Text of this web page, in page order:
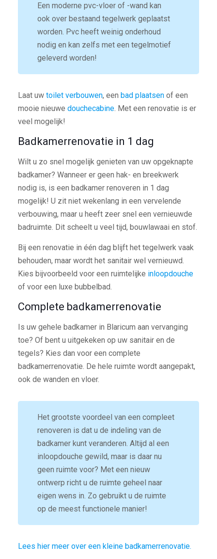
Een moderne pvc-vloer of -wand kan
ook over bestaand tegelwerk geplaatst
worden. Pvc heeft weinig onderhoud
nodig en kan zelfs met een tegelmotief
geleverd worden!
Laat uw toilet verbouwen, een bad plaatsenof een
mooie nieuwe douchecabine. Met een renovatie is er
veel mogelijk!
Badkamerrenovatie in 1 dag
Wilt u zo snel mogelijk genieten van uw opgeknapte
badkamer? Wanneer er geen hak- en breekwerk
nodig is, is een badkamer renoveren in 1 dag
mogelijk! U zit niet wekenlang in een vervelende
verbouwing, maar u heeft zeer snel een vernieuwde
badruimte. Dit scheelt u veel tijd, bouwlawaai en stof.
Bij een renovatie in één dag blijft het tegelwerk vaak
behouden, maar wordt het sanitair wel vernieuwd.
Kies bijvoorbeeld voor een ruimtelijke inloopdouche
of voor een luxe bubbelbad.
Complete badkamerrenovatie
Is uw gehele badkamer in Blaricum aan vervanging
toe? Of bent u uitgekeken op uw sanitair en de
tegels? Kies dan voor een complete
badkamerrenovatie. De hele ruimte wordt aangepakt,
ook de wanden en vloer.
Het grootste voordeel van een compleet
renoveren is dat u de indeling van de
badkamer kunt veranderen. Altijd al een
inloopdouche gewild, maar is daar nu
geen ruimte voor? Met een nieuw
ontwerp richt u de ruimte geheel naar
eigen wens in. Zo gebruikt u de ruimte
op de meest functionele manier!
Lees hier meer over een kleine badkamerrenovatie.